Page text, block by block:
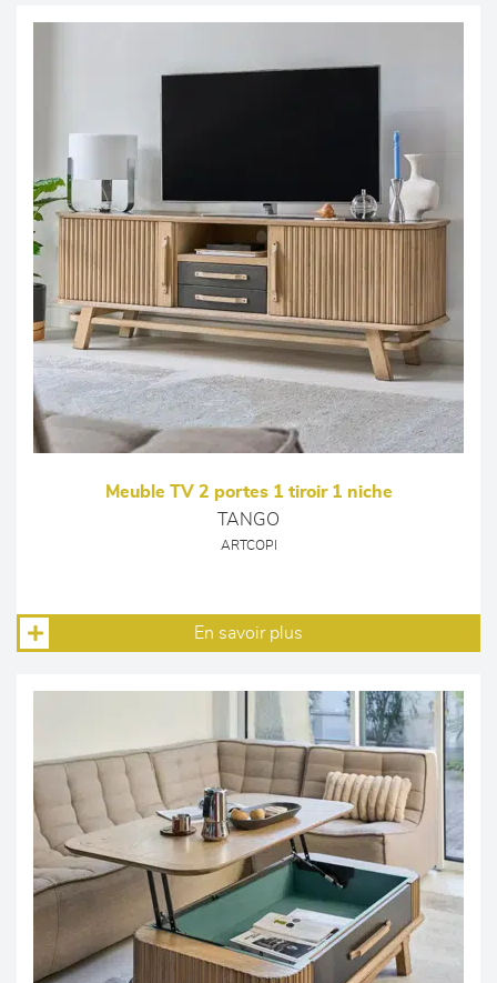
Meuble TV 2 portes 1 tiroir 1 niche
TANGO
ARTCOPI
En savoir plus